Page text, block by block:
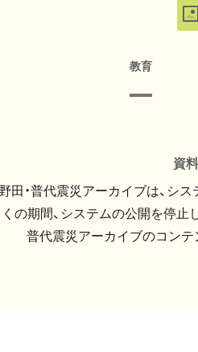
教育
資
野田・普代震災アーカイブは、シ
の期間、システムの公開を停止
普代震災アーカイブのコンテ